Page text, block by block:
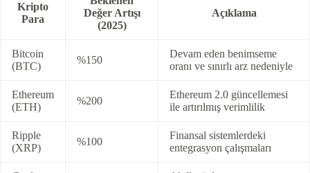
Kripto
Para
Değer Artışı
(2025)
Açıklama
Bitcoin
(BTC)
%150
Devam eden benimseme
oranı ve sınırlı arz nedeniyle
Ethereum
(ETH)
%200
Ethereum 2.0 güncellemesi
ile artırılmış verimlilik
Ripple
(XRP)
%100
Finansal sistemlerdeki
entegrasyon çalışmaları